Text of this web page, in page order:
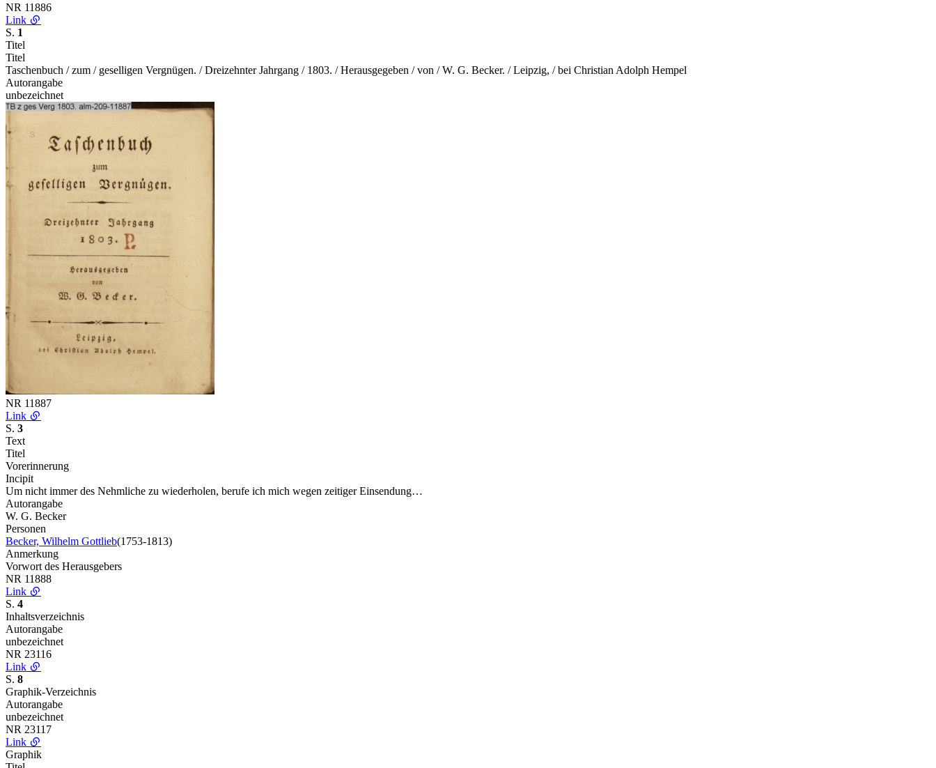
NR 11886
Link
S. 1
Titel
Titel
Taschenbuch / zum / geselligen Vergnügen. / Dreizehnter Jahrgang / 1803. / Herausgegeben / von / W. G. Becker. / Leipzig, / bei Christian Adolph Hempel
Autorangabe
unbezeichnet
NR 11887
Link
S. 3
Text
Titel
Vorerinnerung
Incipit
Um nicht immer des Nehmliche zu wiederholen, berufe ich mich wegen zeitiger Einsendung…
Autorangabe
W. G. Becker
Personen
Becker, Wilhelm Gottlieb(1753-1813)
Anmerkung
Vorwort des Herausgebers
NR 11888
Link
S. 4
Inhaltsverzeichnis
Autorangabe
unbezeichnet
NR 23116
Link
S. 8
Graphik-Verzeichnis
Autorangabe
unbezeichnet
NR 23117
Link
Graphik